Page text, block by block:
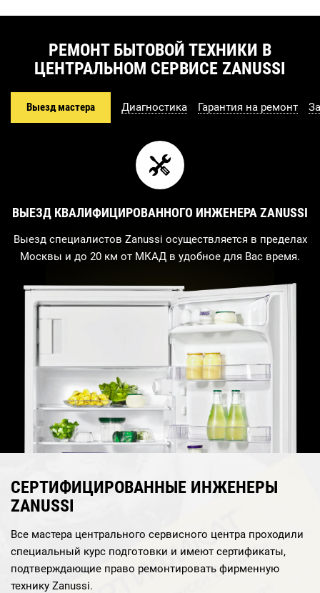
РЕМОНТ БЫТОВОЙ ТЕХНИКИ В
ЦЕНТРАЛЬНОМ СЕРВИСЕ ZANUSSI
Выезд мастера Диагностика Гарантия на ремонт
ВЫЕЗД КВАЛИФИЦИРОВАННОГО ИНЖЕНЕРА ZANUSSI
Выезд специалистов Zanussi осуществляется в пределах
Москвы и до 20 км от МКАД в удобное для Вас время.
СЕРТИФИЦИРОВАННЫЕ ИНЖЕНЕРЫ
ZANUSSI
Все мастера центрального сервисного центра проходили
специальный курс подготовки и имеют сертификаты,
подтверждающие право ремонтировать фирменную
технику Zanussi.